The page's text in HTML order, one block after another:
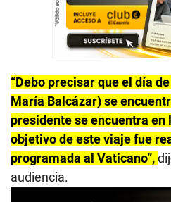
“Debo precisar que el día
María Balcázar) se
presidente se encuentra en
objetivo de este viaje fue
programada al Vaticano”,
audiencia.